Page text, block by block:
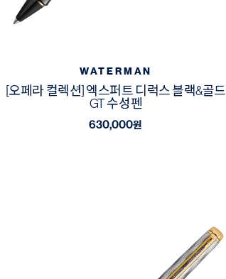
WATERMAN
[오페라 컬렉션] 엑스퍼트 디럭스 블랙&골드
GT 수성펜
630,000원